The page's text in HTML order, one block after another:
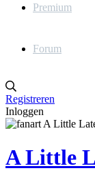
Premium
Forum
Registreren
Inloggen
A Little